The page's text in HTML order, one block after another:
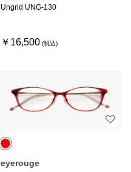
Ungrid UNG-130
￥16,500
eyerouge